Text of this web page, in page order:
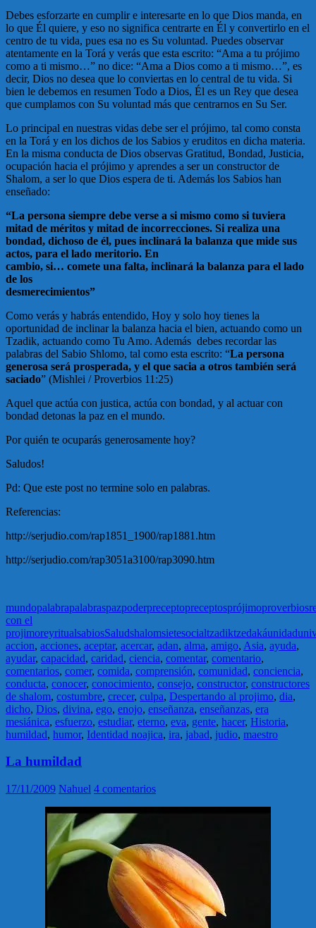
Debes esforzarte en cumplir e interesarte en lo que Dios manda, en
lo que Él quiere, y eso no significa centrarte en Él y convertirlo en el
centro de tu vida, pues esa no es Su voluntad. Puedes observar
atentamente en la Torá y verás que esta escrito: “Ama a tu prójimo
como a ti mismo…” no dice: “Ama a Dios como a ti mismo…”, es
decir, Dios no desea que lo conviertas en lo central de tu vida. Si
bien le debemos en resumen Todo a Dios, Él es un Rey que desea
que cumplamos con Su voluntad más que centrarnos en Su Ser.
Lo principal en nuestras vidas debe ser el prójimo, tal como consta
en la Torá y en los dichos de los Sabios y eruditos en dicha materia.
En la misma conducta de Dios observas Gratitud, Bondad, Justicia,
ocupación hacia el prójimo y aprendes a ser un constructor de
Shalom, a ser lo que Dios espera de ti. Además los Sabios han
enseñado:
“La persona siempre debe verse a si mismo como si tuviera
mitad de méritos y mitad de incorrecciones. Si realiza una
bondad, dichoso de él, pues inclinará la balanza que mide sus
actos, para el lado meritorio. En
cambio, si… comete una falta, inclinará la balanza para el lado
de los
desmerecimientos”
Como verás y habrás entendido, Hoy y solo hoy tienes la
oportunidad de inclinar la balanza hacia el bien, actuando como un
Tzadik, actuando como Tu Amo. Además debes recordar las
palabras del Sabio Shlomo, tal como esta escrito: “La persona
generosa será prosperada, y el que sacia a otros también será
saciado” (Mishlei / Proverbios 11:25)
Aquel que actúa con justica, actúa con bondad, y al actuar con
bondad detonas la paz en el mundo.
Por quién te ocuparás generosamente hoy?
Saludos!
Pd: Que este post no termine solo en palabras.
Referencias:
http://serjudio.com/rap1851_1900/rap1881.htm
http://serjudio.com/rap3051a3100/rap3090.htm
mundopalabrapalabraspazpoderpreceptopreceptosprójimoproverbios
con el
projimoreyritualsabiosSaludshalomsietesocialtzadiktzedakáunidad
accion, acciones, aceptar, acercar, adan, alma, amigo, Asia, ayuda,
ayudar, capacidad, caridad, ciencia, comentar, comentario,
comentarios, comer, comida, comprensión, comunidad, conciencia,
conducta, conocer, conocimiento, consejo, constructor, constructores
de shalom, costumbre, crecer, culpa, Despertando al projimo, dia,
dicho, Dios, divina, ego, enojo, enseñanza, enseñanzas, era
mesiánica, esfuerzo, estudiar, eterno, eva, gente, hacer, Historia,
humildad, humor, Identidad noajica, ira, jabad, judio, maestro
La humildad
17/11/2009 Nahuel 4 comentarios